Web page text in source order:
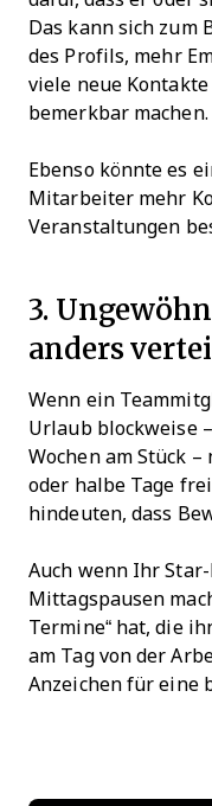
Das kann sich zum
des Profils, mehr
viele neue
bemerkbar machen.
Ebenso könnte es
Mitarbeiter mehr
Veranstaltungen
3.
anders
Wenn ein
Urlaub blockweise
Wochen am Stück
oder halbe Tage
hindeuten, dass
Auch wenn Ihr
Mittagspausen
Termine“ hat, die
am Tag von der
Anzeichen für eine